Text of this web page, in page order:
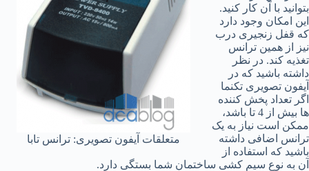
متعلقات آیفون تصویری: ترانس تابا
بتوانید با آن کار کنید.
این امکان وجود دارد
که قفل زنجیری درب
نیز از همین ترانس
تغذیه کند. در نظر
داشته باشید که در
آیفون تصویری تکنما
اگر تعداد پخش کننده
ها بیش از 4 تا باشد،
ممکن است نیاز به یک
ترانس اضافی داشته
باشید که استفاده از
آن به نوع سیم کشی ساختمان شما بستگی دارد.